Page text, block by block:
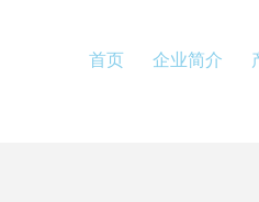
首页 企业简介